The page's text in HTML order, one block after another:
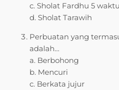
c. Sholat Fardhu 5 waktu
d. Sholat Tarawih
Perbuatan yang
adalah…
a. Berbohong
b. Mencuri
c. Berkata jujur